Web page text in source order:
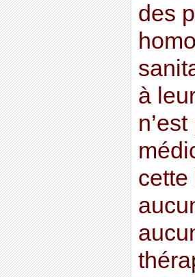
des
à
cette